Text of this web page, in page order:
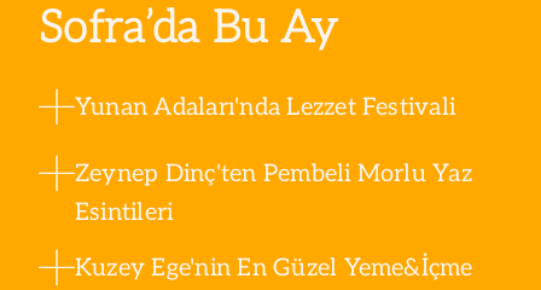
Sofra’da Bu Ay
Yunan Adaları'nda Lezzet Festivali
Zeynep Dinç'ten Pembeli Morlu Yaz
Esintileri
Kuzey Ege'nin En Güzel Yeme&İçme